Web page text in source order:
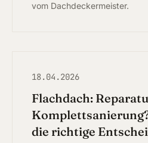
vom Dachdeckermeister.
18.04.2026
Flachdach:
die richtige